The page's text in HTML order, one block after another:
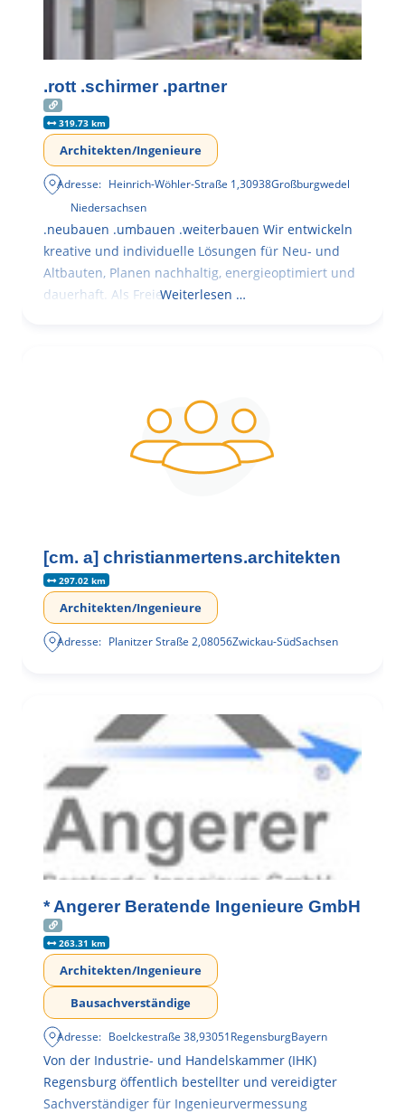
.rott .schirmer .partner
319.73 km
Architekten/Ingenieure
Adresse: Heinrich-Wöhler-Straße 1,30938Großburgwedel
Niedersachsen
.neubauen .umbauen .weiterbauen Wir entwickeln
kreative und individuelle Lösungen für Neu- und
Altbauten, Planen nachhaltig, energieoptimiert und
dauerhaft. Als FreieWeiterlesen …
[cm. a] christianmertens.architekten
297.02 km
Architekten/Ingenieure
Adresse: Planitzer Straße 2,08056Zwickau-SüdSachsen
* Angerer Beratende Ingenieure GmbH
263.31 km
Architekten/Ingenieure
Bausachverständige
Adresse: Boelckestraße 38,93051RegensburgBayern
Von der Industrie- und Handelskammer (IHK)
Regensburg öffentlich bestellter und vereidigter
Sachverständiger für Ingenieurvermessung